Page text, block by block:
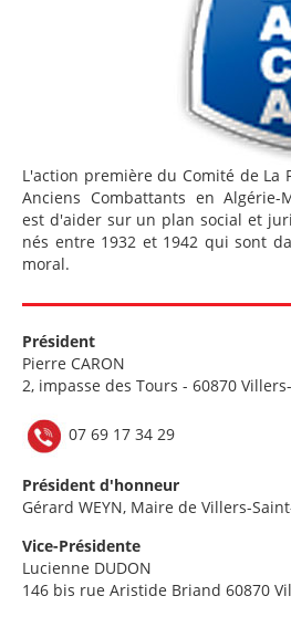
L'action première du Comité de La
Anciens Combattants en Algérie-
est d'aider sur un plan social et
nés entre 1932 et 1942 qui sont
moral.
Président
Pierre CARON
2, impasse des Tours - 60870
07 69 17 34 29
Président d'honneur
Gérard WEYN, Maire de Villers-
Vice-Présidente
Lucienne DUDON
146 bis rue Aristide Briand 60870